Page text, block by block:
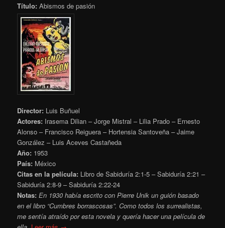
Título: Abismos de pasión
Director: Luis Buñuel
Actores: Irasema Dilian – Jorge Mistral – Lilia Prado – Ernesto
Alonso – Francisco Reiguera – Hortensia Santoveña – Jaime
González – Luis Aceves Castañeda
Año: 1953
País: México
Citas en la película: Libro de Sabiduría 2:1-5 – Sabiduría 2:21 –
Sabiduría 2:8-9 – Sabiduría 2:22-24
Notas: En 1930 había escrito con Pierre Unik un guión basado
en el libro “Cumbres borrascosas”. Como todos los surrealistas,
me sentía atraído por esta novela y quería hacer una película de